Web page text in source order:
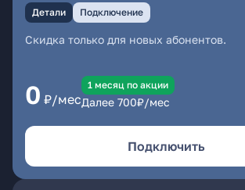
Детали Подключение
Скидка только для новых абонентов.
0 ₽/мес
1 месяц по акции
Далее 700₽/мес
Подключить